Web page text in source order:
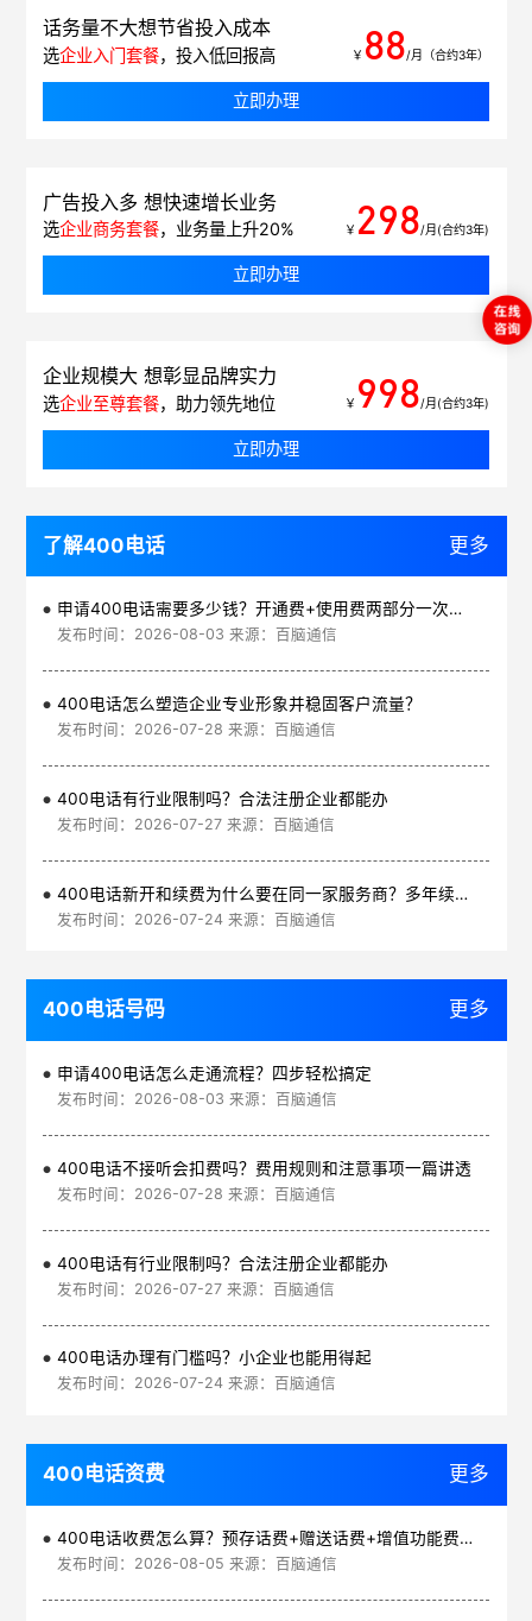
话务量不大想节省投入成本
选企业入门套餐，投入低回报高 ￥ 88/月（合约3年）
立即办理
广告投入多 想快速增长业务
选企业商务套餐，业务量上升20% ￥ 298/月(合约3年)
立即办理
企业规模大 想彰显品牌实力
选企业至尊套餐，助力领先地位 ￥ 998/月(合约3年)
立即办理
了解400电话 更多
申请400电话需要多少钱？开通费+使用费两部分一次讲清
发布时间：2026-08-03 来源：百脑通信
400电话怎么塑造企业专业形象并稳固客户流量？
发布时间：2026-07-28 来源：百脑通信
400电话有行业限制吗？合法注册企业都能办
发布时间：2026-07-27 来源：百脑通信
400电话新开和续费为什么要在同一家服务商？多年续费更划算
发布时间：2026-07-24 来源：百脑通信
400电话号码 更多
申请400电话怎么走通流程？四步轻松搞定
发布时间：2026-08-03 来源：百脑通信
400电话不接听会扣费吗？费用规则和注意事项一篇讲透
发布时间：2026-07-28 来源：百脑通信
400电话有行业限制吗？合法注册企业都能办
发布时间：2026-07-27 来源：百脑通信
400电话办理有门槛吗？小企业也能用得起
发布时间：2026-07-24 来源：百脑通信
400电话资费 更多
400电话收费怎么算？预存话费+赠送话费+增值功能费透明实惠
发布时间：2026-08-05 来源：百脑通信